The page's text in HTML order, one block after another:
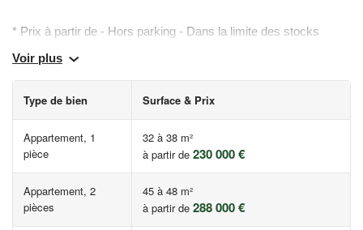
* Prix à partir de - Hors parking - Dans la limite des stocks
disponibles.
sont disponibles sur le site Géorisques :
Voir plus
Type de bien Surface & Prix
Appartement, 1
pièce
32 à 38 m²
à partir de 230 000 €
Appartement, 2
pièces
45 à 48 m²
à partir de 288 000 €